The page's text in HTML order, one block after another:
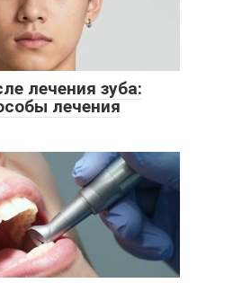
лечения зуба:
лечения